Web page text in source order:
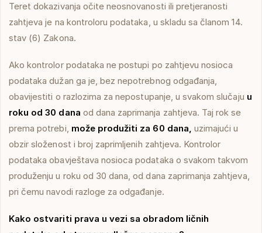
Teret dokazivanja očite neosnovanosti ili pretjeranosti
zahtjeva je na kontroloru podataka, u skladu sa članom 14.
stav (6) Zakona.
Ako kontrolor podataka ne postupi po zahtjevu nosioca
podataka dužan ga je, bez nepotrebnog odgađanja,
obavijestiti o razlozima za nepostupanje, u svakom slučaju u
roku od 30 dana od dana zaprimanja zahtjeva. Taj rok se
prema potrebi, može produžiti za 60 dana, uzimajući u
obzir složenost i broj zaprimljenih zahtjeva. Kontrolor
podataka obavještava nosioca podataka o svakom takvom
produženju u roku od 30 dana, od dana zaprimanja zahtjeva,
pri čemu navodi razloge za odgađanje.
Kako ostvariti prava u vezi sa obradom ličnih